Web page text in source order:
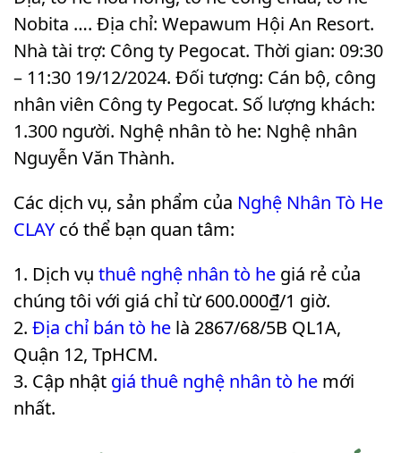
Nobita …. Địa chỉ: Wepawum Hội An Resort.
Nhà tài trợ: Công ty Pegocat. Thời gian: 09:30
– 11:30 19/12/2024. Đối tượng: Cán bộ, công
nhân viên Công ty Pegocat. Số lượng khách:
1.300 người. Nghệ nhân tò he: Nghệ nhân
Nguyễn Văn Thành.
Các dịch vụ, sản phẩm của Nghệ Nhân Tò He
CLAY có thể bạn quan tâm:
Dịch vụ thuê nghệ nhân tò he giá rẻ của
chúng tôi với giá chỉ từ 600.000₫/1 giờ.
Địa chỉ bán tò he là 2867/68/5B QL1A,
Quận 12, TpHCM.
Cập nhật giá thuê nghệ nhân tò he mới
nhất.